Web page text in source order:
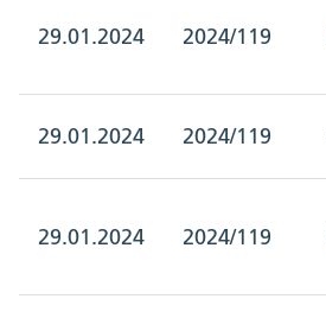
29.01.2024 2024/119
29.01.2024 2024/119
29.01.2024 2024/119